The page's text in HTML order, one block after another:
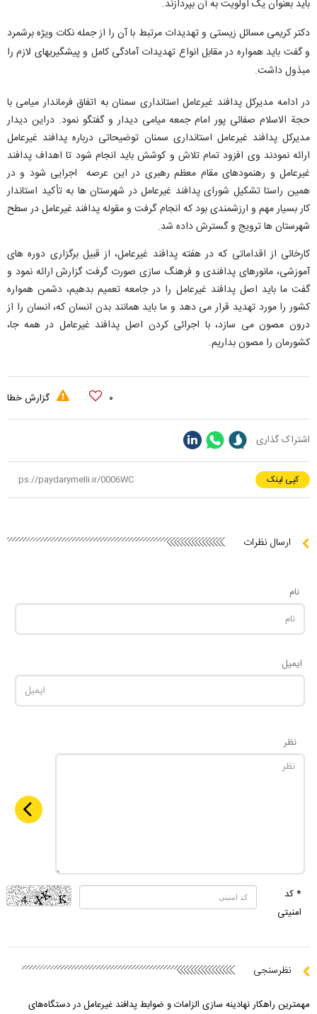
باید بعنوان یک اولویت به آن بپردازند.
دکتر کریمی مسائل زیستی و تهدیدات مرتبط با آن را از جمله نکات ویژه برشمرد
و گفت باید همواره در مقابل انواع تهدیدات آمادگی کامل و پیشگیریهای لازم را
مبذول داشت.
در ادامه مدیرکل پدافند غیرعامل استانداری سمنان به اتفاق فرماندار میامی با
حجة الاسلام صفائی پور امام جمعه میامی دیدار و گفتگو نمود. دراین دیدار
مدیرکل پدافند غیرعامل استانداری سمنان توضیحاتی درباره پدافند غیرعامل
ارائه نمودند وی افزود تمام تلاش و کوشش باید انجام شود تا اهداف پدافند
غیرعامل و رهنمودهای مقام معظم رهبری در این عرصه اجرایی شود و در
همین راستا تشکیل شورای پدافند غیرعامل در شهرستان ها به تأکید استاندار
کار بسیار مهم و ارزشمندی بود که انجام گرفت و مقوله پدافند غیرعامل در سطح
شهرستان ها ترویج و گسترش داده شد.
کارخائی از اقداماتی که در هفته پدافند غیرعامل، از قبیل برگزاری دوره های
آموزشی، مانورهای پدافندی و فرهنگ سازی صورت گرفت گزارش ارائه نمود و
گفت ما باید اصل پدافند غیرعامل را در جامعه تعمیم بدهیم، دشمن همواره
کشور را مورد تهدید قرار می دهد و ما باید همانند بدن انسان که، انسان را از
درون مصون می سازد، با اجرائی کردن اصل پدافند غیرعامل در همه جا،
کشورمان را مصون بداریم.
۰ گزارش خطا
اشتراک گذاری
کپی لینک
ارسال نظرات
نام
ایمیل
نظر
* کد
امنیتی
نظرسنجی
مهمترین راهکار نهادینه سازی الزامات و ضوابط پدافند غیرعامل در دستگاه‌های